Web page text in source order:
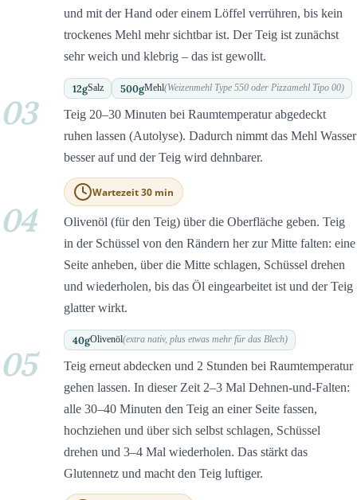
und mit der Hand oder einem Löffel verrühren, bis kein
trockenes Mehl mehr sichtbar ist. Der Teig ist zunächst
sehr weich und klebrig – das ist gewollt.
12gSalz 500gMehl(Weizenmehl Type 550 oder Pizzamehl Tipo 00)
03
Teig 20–30 Minuten bei Raumtemperatur abgedeckt
ruhen lassen (Autolyse). Dadurch nimmt das Mehl Wasser
besser auf und der Teig wird dehnbarer.
Wartezeit 30 min
04
Olivenöl (für den Teig) über die Oberfläche geben. Teig
in der Schüssel von den Rändern her zur Mitte falten: eine
Seite anheben, über die Mitte schlagen, Schüssel drehen
und wiederholen, bis das Öl eingearbeitet ist und der Teig
glatter wirkt.
40gOlivenöl(extra nativ, plus etwas mehr für das Blech)
05
Teig erneut abdecken und 2 Stunden bei Raumtemperatur
gehen lassen. In dieser Zeit 2–3 Mal Dehnen-und-Falten:
alle 30–40 Minuten den Teig an einer Seite fassen,
hochziehen und über sich selbst schlagen, Schüssel
drehen und 3–4 Mal wiederholen. Das stärkt das
Glutennetz und macht den Teig luftiger.